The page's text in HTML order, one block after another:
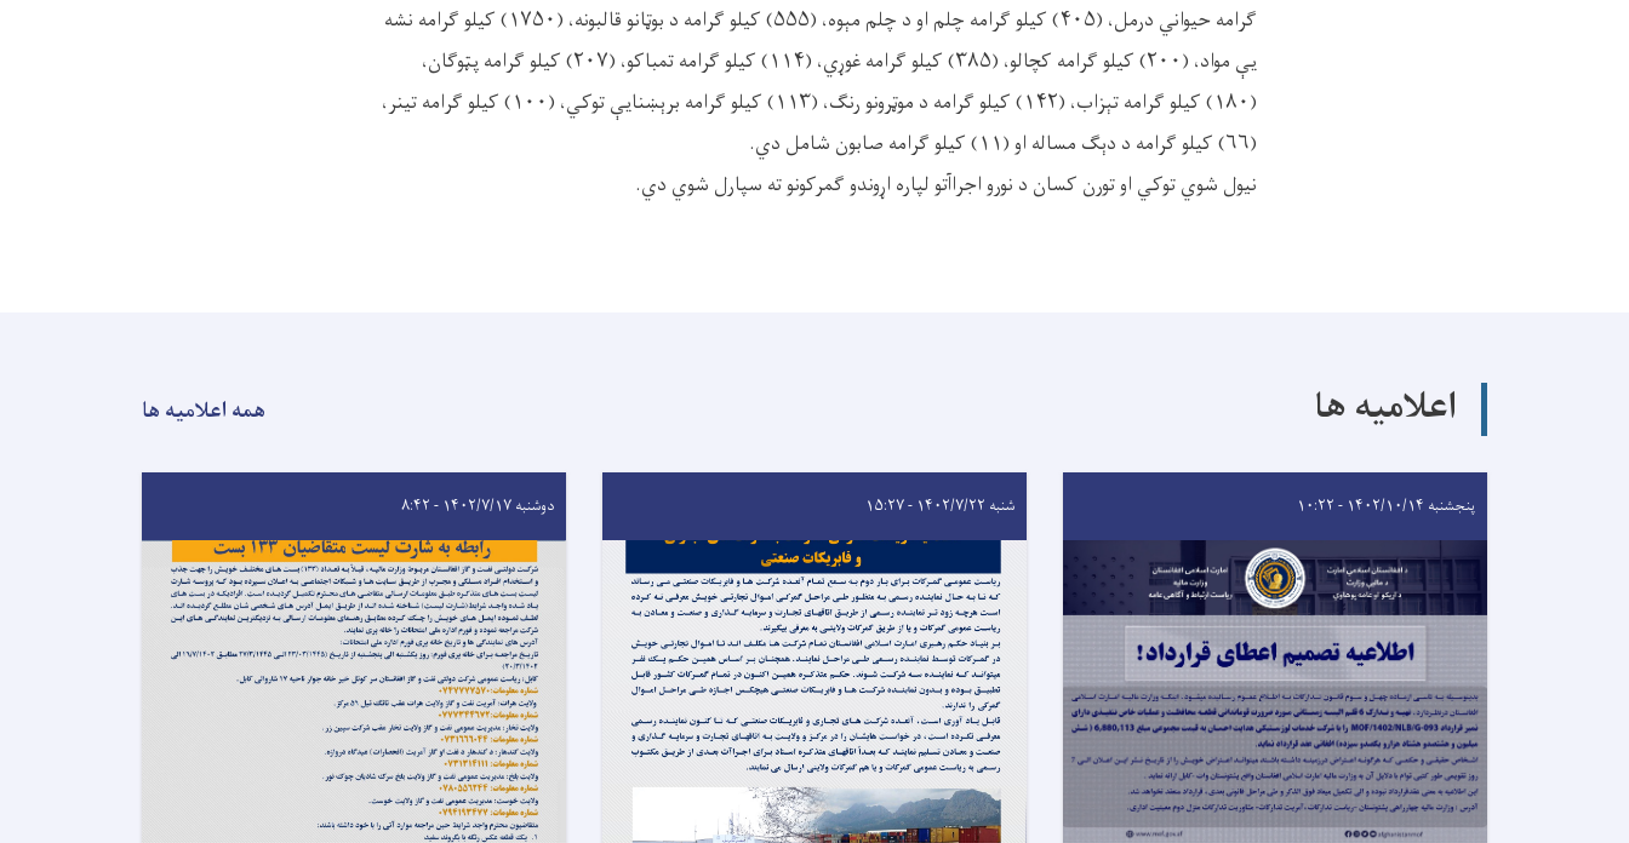
ګرامه حیواني درمل، (۴۰۵) کیلو ګرامه چلم او د چلم مېوه، (۵۵۵) کیلو ګرامه د بوټانو قالبونه، (۱۷۵۰) کیلو ګرامه نشه
یې مواد، (۲۰۰) کیلو ګرامه کچالو، (۳۸۵) کیلو ګرامه غوړي، (۱۱۴) کیلو ګرامه تمباکو، (۲۰۷) کیلو ګرامه پټوګان،
(۱۸۰) کیلو ګرامه تېزاب، (۱۴۲) کیلو ګرامه د موټرونو رنګ، (۱۱۳) کیلو ګرامه برېښنایې توکي، (۱۰۰) کیلو ګرامه تینر،
(۶۶) کیلو ګرامه د دېګ مساله او (۱۱) کیلو ګرامه صابون شامل دي.
نیول شوي توکي او تورن کسان د نورو اجراآتو لپاره اړوندو ګمرکونو ته سپارل شوي دي.
اعلامیه ها همه اعلامیه ها
پنجشنبه ۱۴۰۲/۱۰/۱۴ - ۱۰:۲۲ شنبه ۱۴۰۲/۷/۲۲ - ۱۵:۲۷ دوشنبه ۱۴۰۲/۷/۱۷ - ۸:۴۲